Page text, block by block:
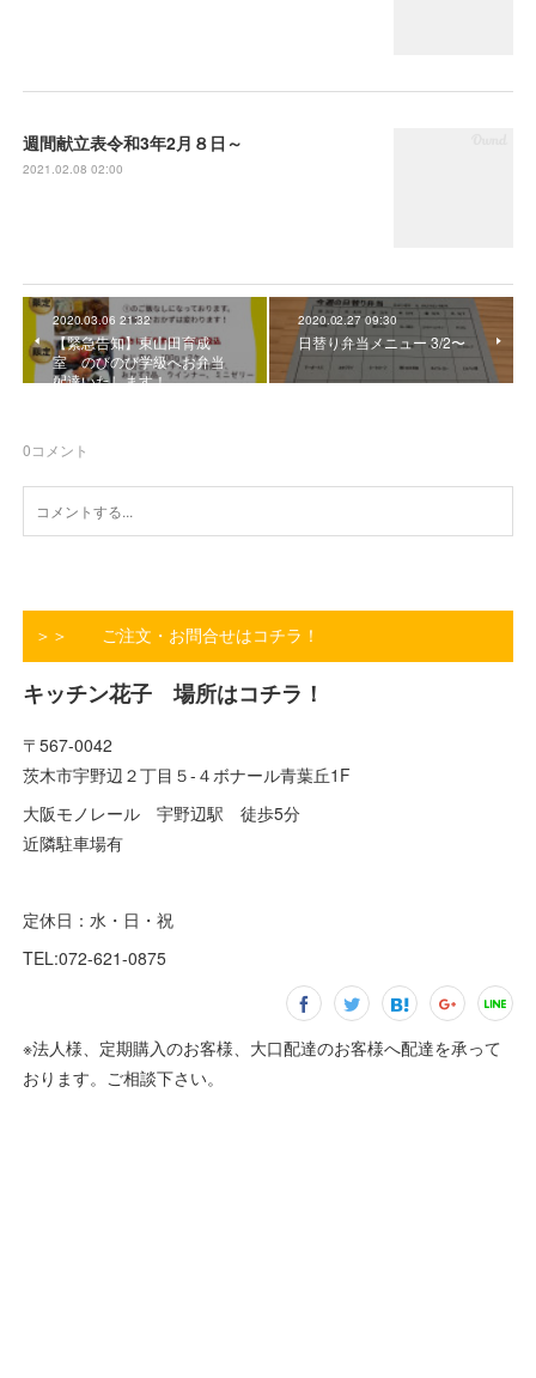
週間献立表令和3年2月８日～
2021.02.08 02:00
2020.03.06 21:32
【緊急告知】東山田育成
室 のびのび学級へお弁当
配達いたします！
2020.02.27 09:30
日替り弁当メニュー 3/2〜
0コメント
＞＞ ご注文・お問合せはコチラ！
キッチン花子 場所はコチラ！
〒567-0042
茨木市宇野辺２丁目５-４ボナール青葉丘1F
大阪モノレール 宇野辺駅 徒歩5分
近隣駐車場有
定休日：水・日・祝
TEL:072-621-0875
※法人様、定期購入のお客様、大口配達のお客様へ配達を承って
おります。ご相談下さい。